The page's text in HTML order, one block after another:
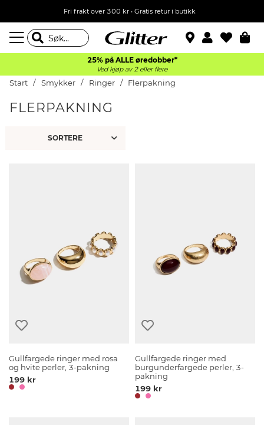
Fri frakt over 300 kr • Gratis retur i butikk
25% på ALLE øredobber*
Ved kjøp av 2 eller flere
Start Smykker Ringer Flerpakning
FLERPAKNING
Gullfargede ringer med rosa
og hvite perler, 3-pakning
199 kr
Gullfargede ringer med
burgunderfargede perler, 3-
pakning
199 kr